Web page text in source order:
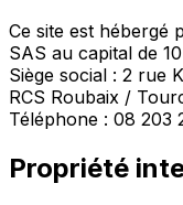
Ce site est hébergé
SAS au capital de
Siège social : 2 rue
RCS Roubaix /
Téléphone : 08 203
Propriété